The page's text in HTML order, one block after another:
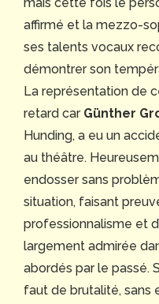
mais cette fois le
affirmé et la mezzo-
ses talents vocaux
démontrer son
La représentation de
retard car Günther
Hunding, a eu un
au théâtre.
endosser sans
situation, faisant
professionnalisme et
largement admirée
abordés par le passé.
faut de brutalité, sans